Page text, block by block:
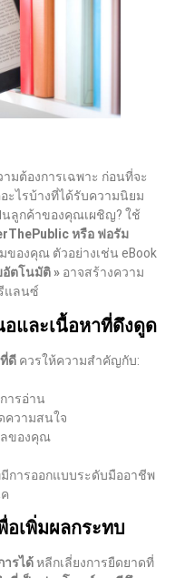
มต้องการเฉพาะ ก่อนที่จะ
ะไรบ้างที่ได้รับความนิยม
ลูกค้าของคุณเผชิญ? ใช้
หรือ ฟอรัม
องคุณ ตัวอย่างเช่น eBook
ตโนมัติ »อาจสร้างความ
แลนซ์
และเนื้อหาที่ดึงดูด
ดีควรให้ความสำคัญกับ:
ารอ่าน
ความสนใจ
ของคุณ
การออกแบบระดับมืออาชีพ
อเพิ่มผลกระทบ
ารได้หลีกเลี่ยงการยืดยาดที่